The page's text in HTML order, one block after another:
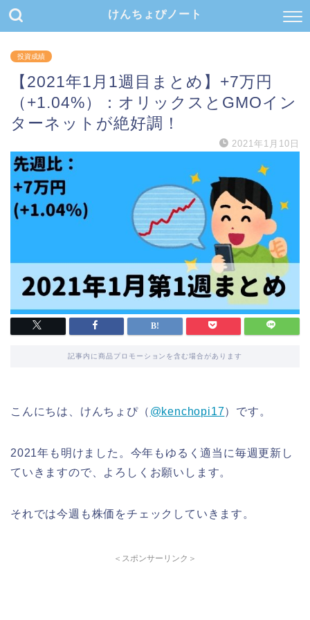
けんちょぴノート
投資成績
【2021年1月1週目まとめ】+7万円
（+1.04%）：オリックスとGMOイン
ターネットが絶好調！
2021年1月10日
記事内に商品プロモーションを含む場合があります
こんにちは、けんちょぴ（ @kenchopi17）です。
2021年も明けました。今年もゆるく適当に毎週更新し
ていきますので、よろしくお願いします。
それでは今週も株価をチェックしていきます。
＜スポンサーリンク＞